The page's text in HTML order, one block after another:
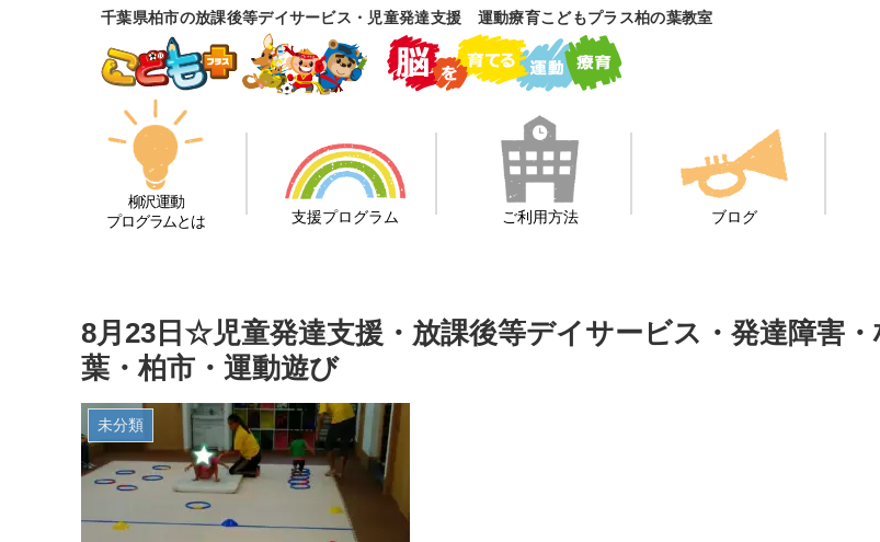
千葉県柏市の放課後等デイサービス・児童発達支援 運動療育こどもプラス柏の葉教室
柳沢運動
プログラムとは
支援プログラム ご利用方法 ブログ
8月23日☆児童発達支援・放課後等デイサービス・発達障害・
葉・柏市・運動遊び
未分類